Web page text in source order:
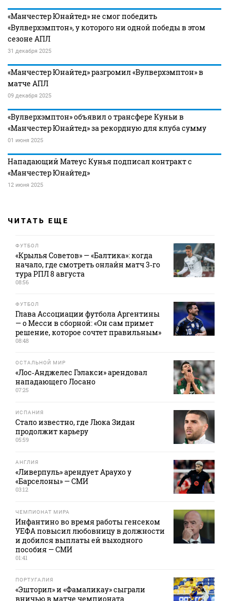
«Манчестер Юнайтед» не смог победить
«Вулверхэмптон», у которого ни одной победы в этом
сезоне АПЛ
31 декабря 2025
«Манчестер Юнайтед» разгромил «Вулверхэмптон» в
матче АПЛ
09 декабря 2025
«Вулверхэмптон» объявил о трансфере Куньи в
«Манчестер Юнайтед» за рекордную для клуба сумму
01 июня 2025
Нападающий Матеус Кунья подписал контракт с
«Манчестер Юнайтед»
12 июня 2025
ЧИТАТЬ ЕЩЕ
ФУТБОЛ
«Крылья Советов» — «Балтика»: когда
начало, где смотреть онлайн матч 3‑го
тура РПЛ 8 августа
08:56
ФУТБОЛ
Глава Ассоциации футбола Аргентины
— о Месси в сборной: «Он сам примет
решение, которое сочтет правильным»
08:48
ОСТАЛЬНОЙ МИР
«Лос‑Анджелес Гэлакси» арендовал
нападающего Лосано
07:25
ИСПАНИЯ
Стало известно, где Люка Зидан
продолжит карьеру
05:59
АНГЛИЯ
«Ливерпуль» арендует Араухо у
«Барселоны» — СМИ
03:12
ЧЕМПИОНАТ МИРА
Инфантино во время работы генсеком
УЕФА повысил любовницу в должности
и добился выплаты ей выходного
пособия — СМИ
01:41
ПОРТУГАЛИЯ
«Эшторил» и «Фамаликау» сыграли
вничью в матче чемпионата